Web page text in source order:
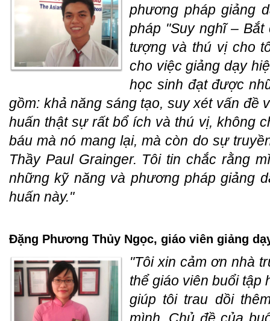
phương pháp giảng
pháp "Suy nghĩ –
tượng và thú vị cho
cho việc giảng dạy
học sinh đạt được
gồm: khả năng sáng tạo, suy xét vấn đề
huấn thật sự rất bổ ích và thú vị, không
báu mà nó mang lại, mà còn do sự
Thầy Paul Grainger. Tôi tin chắc rằng
những kỹ năng và phương pháp giảng
huấn này."
Đặng Phương Thủy Ngọc, giáo viên giảng
"Tôi xin cảm ơn nhà
thể giáo viên buổi tập
giúp tôi trau dồi
mình. Chủ đề của